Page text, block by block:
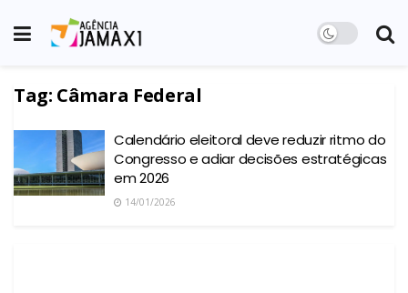
Tag: Câmara Federal
Calendário eleitoral deve reduzir ritmo do
Congresso e adiar decisões estratégicas
em 2026
14/01/2026